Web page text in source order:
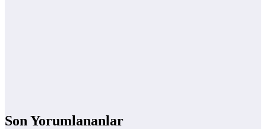
Son Yorumlananlar